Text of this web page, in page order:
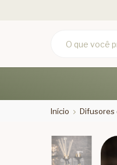
Início Difusores